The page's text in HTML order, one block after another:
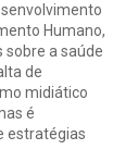
Humano,
sobre a saúde
de
midiático
é
estratégias